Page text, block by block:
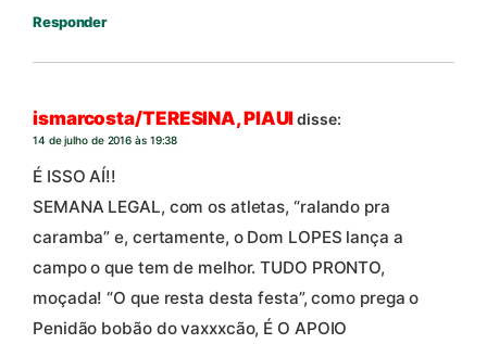
Responder
ismarcosta/TERESINA, PIAUIdisse:
14 de julho de 2016 às 19:38
É ISSO AÍ!!
SEMANA LEGAL, com os atletas, “ralando pra
caramba” e, certamente, o Dom LOPES lança a
campo o que tem de melhor. TUDO PRONTO,
moçada! “O que resta desta festa”, como prega o
Penidão bobão do vaxxxcão, É O APOIO